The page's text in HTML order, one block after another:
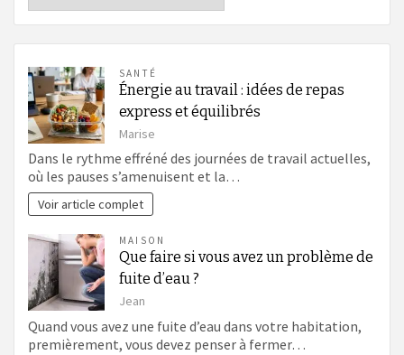
SANTÉ
Énergie au travail : idées de repas
express et équilibrés
Marise
Dans le rythme effréné des journées de travail actuelles,
où les pauses s’amenuisent et la…
Voir article complet
MAISON
Que faire si vous avez un problème de
fuite d’eau ?
Jean
Quand vous avez une fuite d’eau dans votre habitation,
premièrement, vous devez penser à fermer…